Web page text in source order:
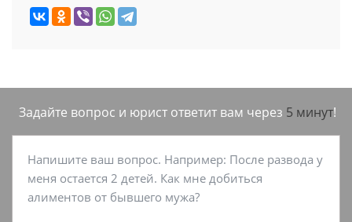
Задайте вопрос и юрист ответит вам через 5 минут!